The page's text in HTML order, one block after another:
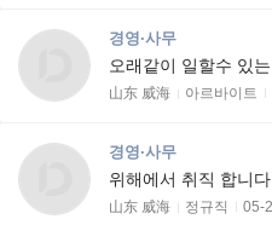
경영·사무
오래같이 일할수 있
山东 威海 아르바이트
경영·사무
위해에서 취직 합니다
山东 威海 정규직 05-